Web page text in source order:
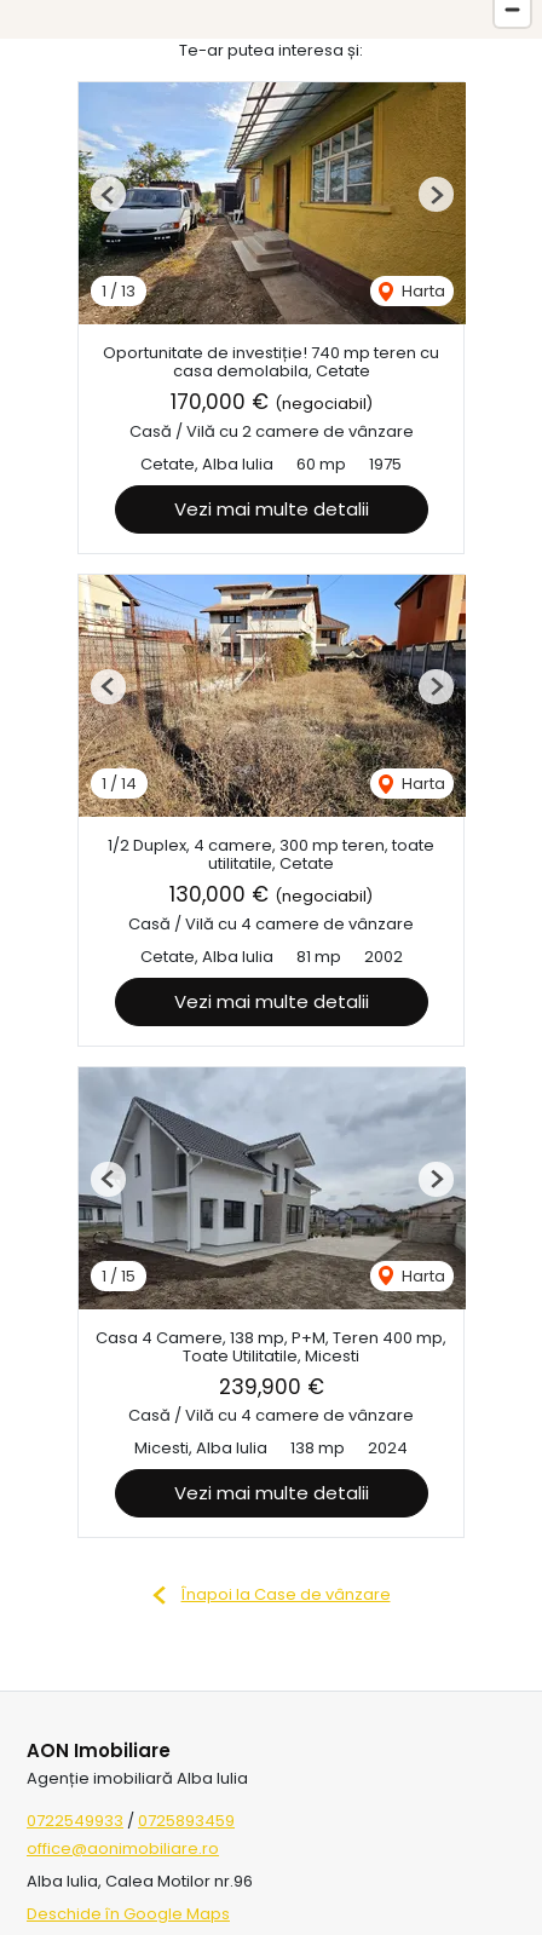
Te-ar putea interesa și:
1 /13 Harta
Previous Next
Oportunitate de investiție! 740 mp teren cu
casa demolabila, Cetate
170,000 € (negociabil)
Casă / Vilă cu 2 camere de vânzare
Cetate, Alba Iulia
60 mp 1975
Vezi mai multe detalii
1 /14 Harta
Previous Next
1/2 Duplex, 4 camere, 300 mp teren, toate
utilitatile, Cetate
130,000 € (negociabil)
Casă / Vilă cu 4 camere de vânzare
Cetate, Alba Iulia
81 mp 2002
Vezi mai multe detalii
1 /15 Harta
Previous Next
Casa 4 Camere, 138 mp, P+M, Teren 400 mp,
Toate Utilitatile, Micesti
239,900 €
Casă / Vilă cu 4 camere de vânzare
Micesti, Alba Iulia
138 mp 2024
Vezi mai multe detalii
Înapoi la Case de vânzare
AON Imobiliare
Agenție imobiliară Alba Iulia
0722549933 / 0725893459
office@aonimobiliare.ro
Alba Iulia, Calea Motilor nr.96
Deschide în Google Maps